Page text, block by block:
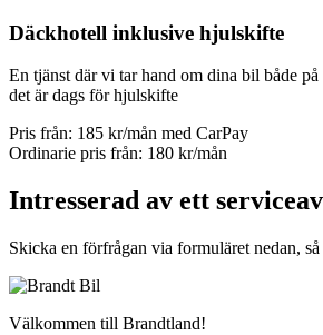
Däckhotell inklusive hjulskifte
En tjänst där vi tar hand om dina bil både
det är dags för hjulskifte
Pris från: 185 kr/mån med CarPay
Ordinarie pris från: 180 kr/mån
Intresserad av ett
Skicka en förfrågan via formuläret nedan,
Välkommen till Brandtland!